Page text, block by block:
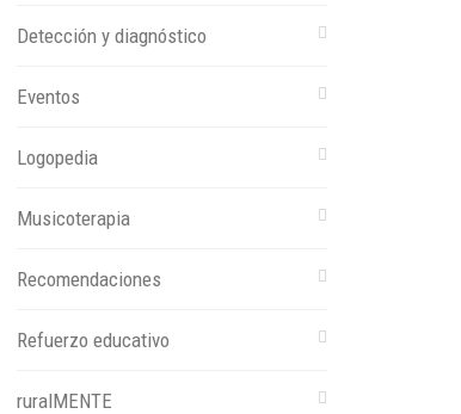
Detección y diagnóstico
Eventos
Logopedia
Musicoterapia
Recomendaciones
Refuerzo educativo
ruralMENTE